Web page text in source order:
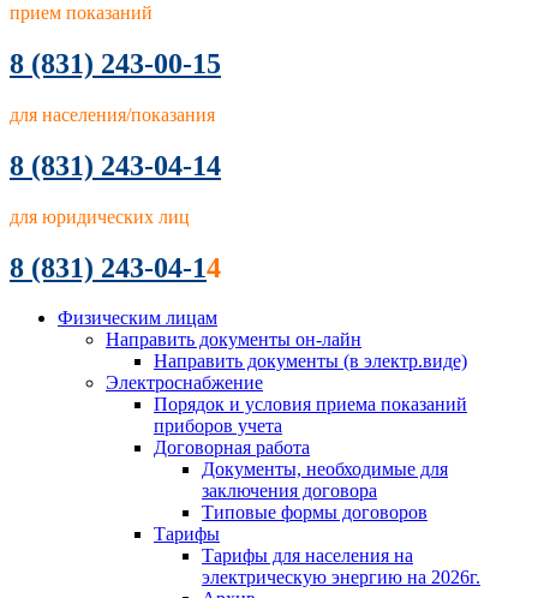
прием показаний
8 (831) 243-00-15
для населения/показания
8 (831) 243-04-14
для юридических лиц
8 (831) 243-04-14
Физическим лицам
Направить документы он-лайн
Направить документы (в электр.виде)
Электроснабжение
Порядок и условия приема показаний
приборов учета
Договорная работа
Документы, необходимые для
заключения договора
Типовые формы договоров
Тарифы
Тарифы для населения на
электрическую энергию на 2026г.